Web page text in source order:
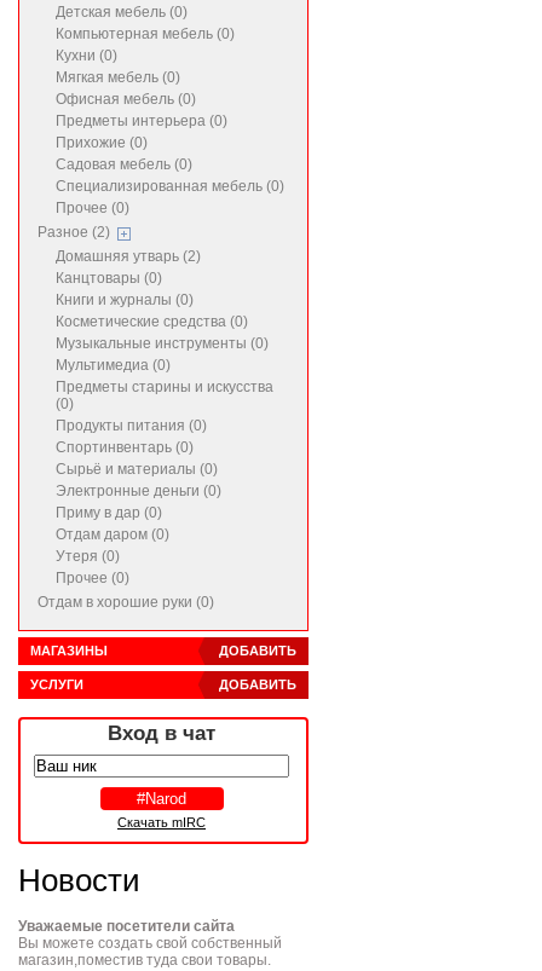
Детская мебель (0)
Компьютерная мебель (0)
Кухни (0)
Мягкая мебель (0)
Офисная мебель (0)
Предметы интерьера (0)
Прихожие (0)
Садовая мебель (0)
Специализированная мебель (0)
Прочее (0)
Разное (2)
Домашняя утварь (2)
Канцтовары (0)
Книги и журналы (0)
Косметические средства (0)
Музыкальные инструменты (0)
Мультимедиа (0)
Предметы старины и искусства
(0)
Продукты питания (0)
Спортинвентарь (0)
Сырьё и материалы (0)
Электронные деньги (0)
Приму в дар (0)
Отдам даром (0)
Утеря (0)
Прочее (0)
Отдам в хорошие руки (0)
ДОБАВИТЬ
МАГАЗИНЫ
ДОБАВИТЬ
УСЛУГИ
Вход в чат
Скачать mIRC
Новости
Уважаемые посетители сайта
Вы можете создать свой собственный
магазин,поместив туда свои товары.